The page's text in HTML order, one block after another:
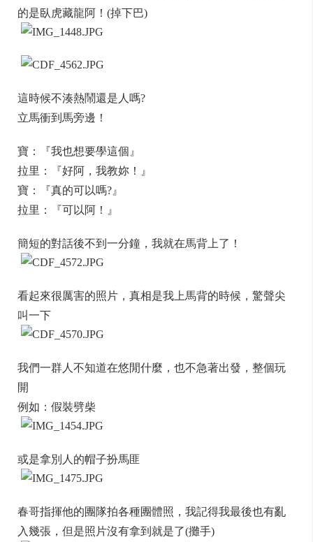
的是臥虎藏龍阿！(掉下巴)
這時候不湊熱鬧還是人嗎?
立馬衝到馬旁邊！
寶：『我也想要學這個』
拉里：『好阿，我教妳！』
寶：『真的可以嗎?』
拉里：『可以阿！』
簡短的對話後不到一分鐘，我就在馬背上了！
看起來很厲害的照片，真相是我上馬背的時候，驚聲尖
叫一下
我們一群人不知道在悠閒什麼，也不急著出發，整個玩
開
例如：假裝劈柴
或是拿別人的帽子扮馬匪
春哥指揮他的團隊拍各種團體照，我記得我最後也有亂
入幾張，但是照片沒有拿到就是了(攤手)